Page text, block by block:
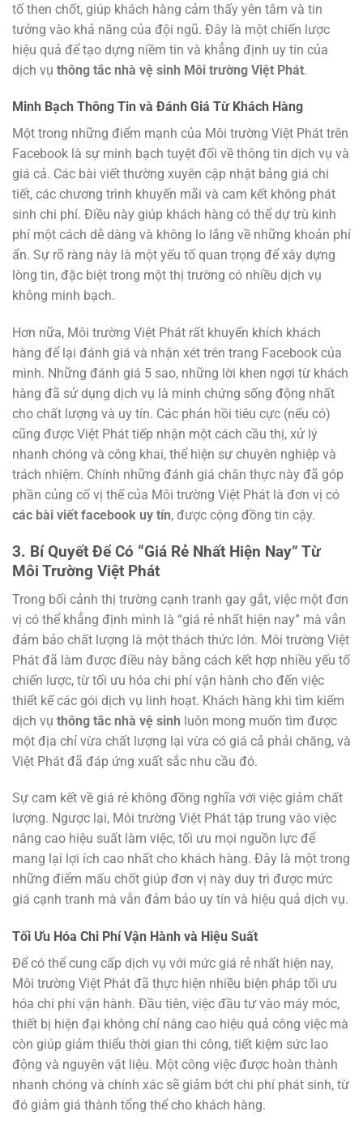
tố then chốt, giúp khách hàng cảm thấy yên tâm và tin
tưởng vào khả năng của đội ngũ. Đây là một chiến lược
hiệu quả để tạo dựng niềm tin và khẳng định uy tín của
dịch vụ thông tắc nhà vệ sinh Môi trường Việt Phát.
Minh Bạch Thông Tin và Đánh Giá Từ Khách Hàng
Một trong những điểm mạnh của Môi trường Việt Phát trên
Facebook là sự minh bạch tuyệt đối về thông tin dịch vụ và
giá cả. Các bài viết thường xuyên cập nhật bảng giá chi
tiết, các chương trình khuyến mãi và cam kết không phát
sinh chi phí. Điều này giúp khách hàng có thể dự trù kinh
phí một cách dễ dàng và không lo lắng về những khoản phí
ẩn. Sự rõ ràng này là một yếu tố quan trọng để xây dựng
lòng tin, đặc biệt trong một thị trường có nhiều dịch vụ
không minh bạch.
Hơn nữa, Môi trường Việt Phát rất khuyến khích khách
hàng để lại đánh giá và nhận xét trên trang Facebook của
mình. Những đánh giá 5 sao, những lời khen ngợi từ khách
hàng đã sử dụng dịch vụ là minh chứng sống động nhất
cho chất lượng và uy tín. Các phản hồi tiêu cực (nếu có)
cũng được Việt Phát tiếp nhận một cách cầu thị, xử lý
nhanh chóng và công khai, thể hiện sự chuyên nghiệp và
trách nhiệm. Chính những đánh giá chân thực này đã góp
phần củng cố vị thế của Môi trường Việt Phát là đơn vị có
các bài viết facebook uy tín, được cộng đồng tin cậy.
3. Bí Quyết Để Có “Giá Rẻ Nhất Hiện Nay” Từ
Môi Trường Việt Phát
Trong bối cảnh thị trường cạnh tranh gay gắt, việc một đơn
vị có thể khẳng định mình là “giá rẻ nhất hiện nay” mà vẫn
đảm bảo chất lượng là một thách thức lớn. Môi trường Việt
Phát đã làm được điều này bằng cách kết hợp nhiều yếu tố
chiến lược, từ tối ưu hóa chi phí vận hành cho đến việc
thiết kế các gói dịch vụ linh hoạt. Khách hàng khi tìm kiếm
dịch vụ thông tắc nhà vệ sinh luôn mong muốn tìm được
một địa chỉ vừa chất lượng lại vừa có giá cả phải chăng, và
Việt Phát đã đáp ứng xuất sắc nhu cầu đó.
Sự cam kết về giá rẻ không đồng nghĩa với việc giảm chất
lượng. Ngược lại, Môi trường Việt Phát tập trung vào việc
nâng cao hiệu suất làm việc, tối ưu mọi nguồn lực để
mang lại lợi ích cao nhất cho khách hàng. Đây là một trong
những điểm mấu chốt giúp đơn vị này duy trì được mức
giá cạnh tranh mà vẫn đảm bảo uy tín và hiệu quả dịch vụ.
Tối Ưu Hóa Chi Phí Vận Hành và Hiệu Suất
Để có thể cung cấp dịch vụ với mức giá rẻ nhất hiện nay,
Môi trường Việt Phát đã thực hiện nhiều biện pháp tối ưu
hóa chi phí vận hành. Đầu tiên, việc đầu tư vào máy móc,
thiết bị hiện đại không chỉ nâng cao hiệu quả công việc mà
còn giúp giảm thiểu thời gian thi công, tiết kiệm sức lao
động và nguyên vật liệu. Một công việc được hoàn thành
nhanh chóng và chính xác sẽ giảm bớt chi phí phát sinh, từ
đó giảm giá thành tổng thể cho khách hàng.